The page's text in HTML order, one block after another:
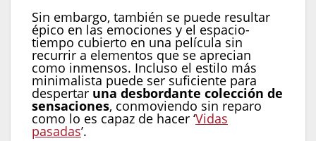
Sin embargo, también se puede resultar
épico en las emociones y el espacio-
tiempo cubierto en una película sin
recurrir a elementos que se aprecian
como inmensos. Incluso el estilo más
minimalista puede ser suficiente para
despertar una desbordante colección de
sensaciones, conmoviendo sin reparo
como lo es capaz de hacer ‘Vidas
pasadas’.